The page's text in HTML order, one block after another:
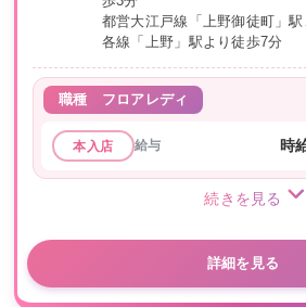
都営大江戸線「上野御徒町」
各線「上野」駅より徒歩7分
職種 フロアレディ
本入店 給与 時
続きを見る
詳細を見る